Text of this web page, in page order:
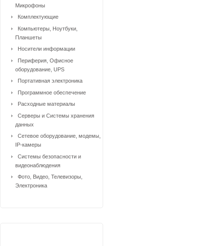
Микрофоны
Комплектующие
Компьютеры, Ноутбуки,
Планшеты
Носители информации
Периферия, Офисное
оборудование, UPS
Портативная электроника
Программное обеспечение
Расходные материалы
Серверы и Системы хранения
данных
Сетевое оборудование, модемы,
IP-камеры
Системы безопасности и
видеонаблюдения
Фото, Видео, Телевизоры,
Электроника